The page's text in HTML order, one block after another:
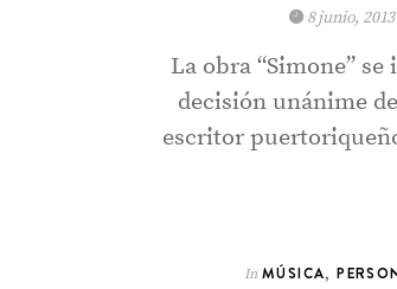
8 junio, 2013
La obra “Simone”
decisión unánime
escritor
In MÚSICA,